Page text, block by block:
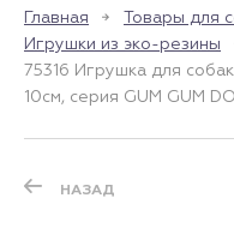
Главная Товары для
Игрушки из эко-резины
75316 Игрушка для
10см, серия GUM GUM
НАЗАД